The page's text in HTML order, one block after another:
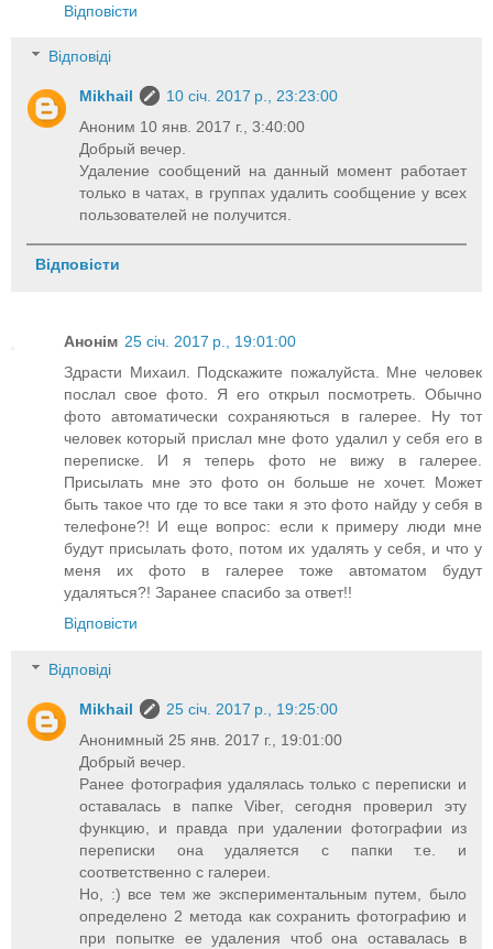
Відповісти
Відповіді
Mikhail
10 січ. 2017 р., 23:23:00
Аноним 10 янв. 2017 г., 3:40:00
Добрый вечер.
Удаление сообщений на данный момент работает
только в чатах, в группах удалить сообщение у всех
пользователей не получится.
Відповісти
Анонім 25 січ. 2017 р., 19:01:00
Здрасти Михаил. Подскажите пожалуйста. Мне человек
послал свое фото. Я его открыл посмотреть. Обычно
фото автоматически сохраняються в галерее. Ну тот
человек который прислал мне фото удалил у себя его в
переписке. И я теперь фото не вижу в галерее.
Присылать мне это фото он больше не хочет. Может
быть такое что где то все таки я это фото найду у себя в
телефоне?! И еще вопрос: если к примеру люди мне
будут присылать фото, потом их удалять у себя, и что у
меня их фото в галерее тоже автоматом будут
удаляться?! Заранее спасибо за ответ!!
Відповісти
Відповіді
Mikhail
25 січ. 2017 р., 19:25:00
Анонимный 25 янв. 2017 г., 19:01:00
Добрый вечер.
Ранее фотография удалялась только с переписки и
оставалась в папке Viber, сегодня проверил эту
функцию, и правда при удалении фотографии из
переписки она удаляется с папки т.е. и
соответственно с галереи.
Но, :) все тем же экспериментальным путем, было
определено 2 метода как сохранить фотографию и
при попытке ее удаления чтоб она оставалась в